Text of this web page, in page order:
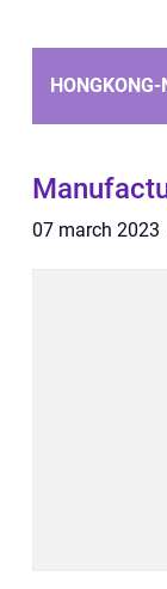
HONGKONG-
07 march 2023